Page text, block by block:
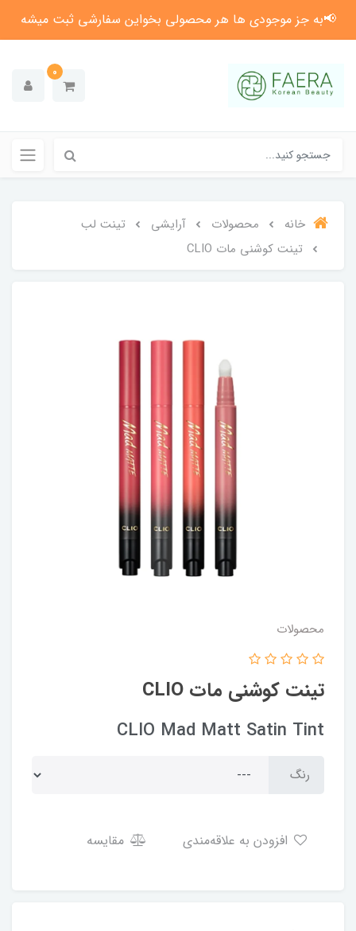
📢به جز موجودی ها هر محصولی بخواین سفارشی ثبت میشه
0
خانه محصولات آرایشی
تینت لب
تینت کوشنی مات CLIO
محصولات
تینت کوشنی مات CLIO
CLIO Mad Matt Satin Tint
رنگ
مقایسه